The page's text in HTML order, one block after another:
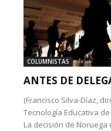
COLUMNISTAS
ANTES DE
(Francisco Silva-Díaz,
Tecnología Educativa
La decisión de